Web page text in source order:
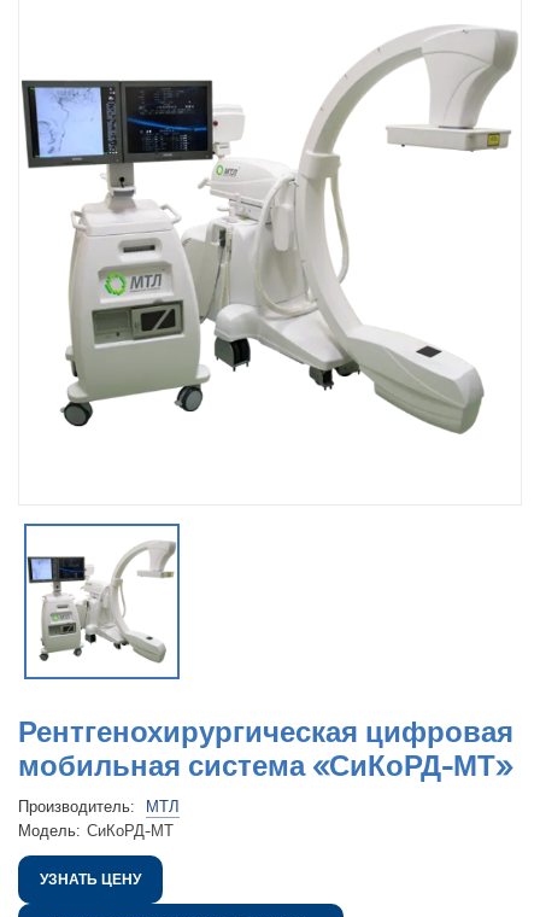
Рентгенохирургическая цифровая
мобильная система «СиКоРД-МТ»
Производитель:
МТЛ
Модель: СиКоРД-МТ
УЗНАТЬ ЦЕНУ